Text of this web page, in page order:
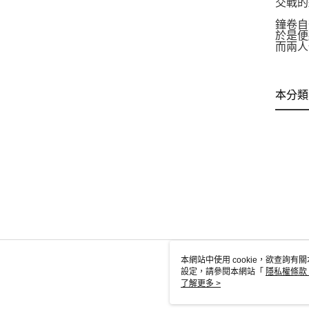
交戰
鐘卷
於是
而兩
本分
本網站中使用 cookie，欲查詢有
設定，請參閱本網站「 隱私權條款
使用 cookie。
了解更多 >